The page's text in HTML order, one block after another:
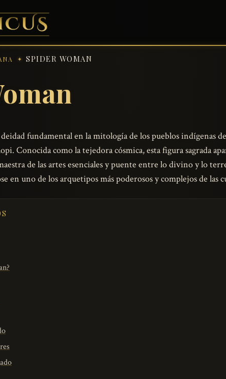
SPIDER WOMAN
deidad fundamental en la mitología de los pueblos indígenas
Conocida como la tejedora cósmica, esta figura sagrada
de las artes esenciales y puente entre lo divino y lo
uno de los arquetipos más poderosos y complejos de las